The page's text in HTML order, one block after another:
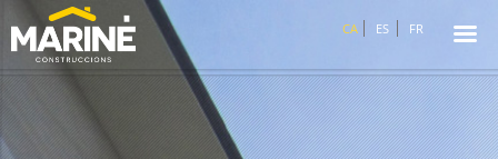
☰
CA ES FR